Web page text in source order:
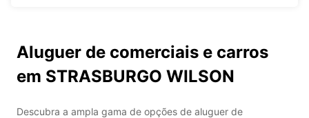
Aluguer de comerciais e carros
em STRASBURGO WILSON
Descubra a ampla gama de opções de aluguer de